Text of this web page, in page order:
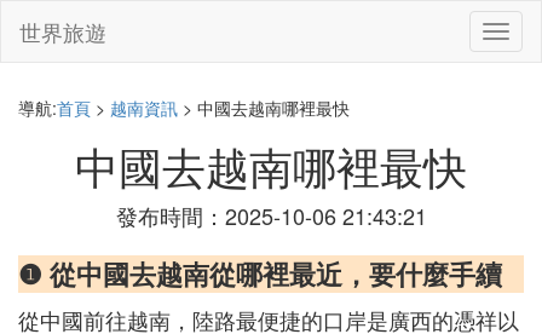
切
換
世界旅遊
導航:首頁 > 越南資訊 > 中國去越南哪裡最快
中國去越南哪裡最快
發布時間：2025-10-06 21:43:21
❶ 從中國去越南從哪裡最近，要什麼手續
從中國前往越南，陸路最便捷的口岸是廣西的憑祥以